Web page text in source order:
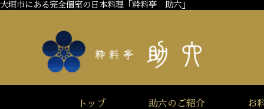
大垣市にある完全個室の日本料理「粋料亭 助六」
トップ 助六のご紹介 お